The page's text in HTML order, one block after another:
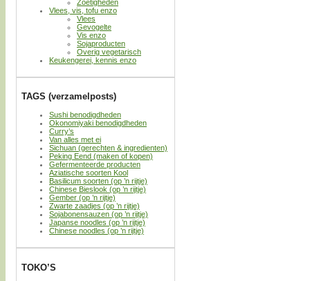
Zoetigheden
Vlees, vis, tofu enzo
Vlees
Gevogelte
Vis enzo
Sojaproducten
Overig vegetarisch
Keukengerei, kennis enzo
TAGS (verzamelposts)
Sushi benodigdheden
Okonomiyaki benodigdheden
Curry’s
Van alles met ei
Sichuan (gerechten & ingredienten)
Peking Eend (maken of kopen)
Gefermenteerde producten
Aziatische soorten Kool
Basilicum soorten (op ’n rijtje)
Chinese Bieslook (op ’n rijtje)
Gember (op ’n rijtje)
Zwarte zaadjes (op ’n rijtje)
Sojabonensauzen (op ’n rijtje)
Japanse noodles (op ’n rijtje)
Chinese noodles (op ’n rijtje)
TOKO’S